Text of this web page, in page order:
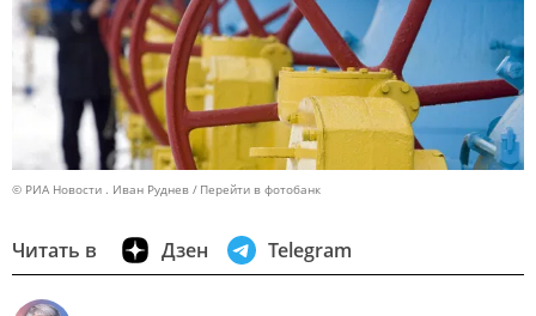
© РИА Новости . Иван Руднев Перейти в фотобанк
Читать в Дзен Telegram